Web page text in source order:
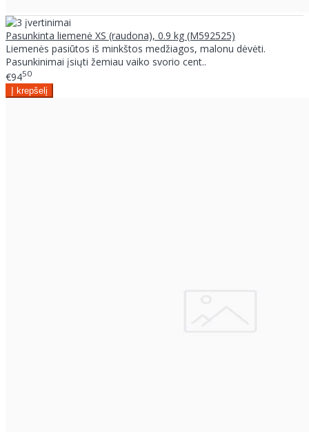
Pasunkinta liemenė XS (raudona), 0.9 kg (M592525)
Liemenės pasiūtos iš minkštos medžiagos, malonu dėvėti.
Pasunkinimai įsiųti žemiau vaiko svorio cent..
€9450